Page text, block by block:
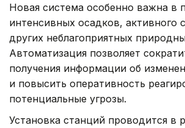
Новая система особенно важна в
интенсивных осадков, активного
других неблагоприятных
Автоматизация позволяет
получения информации об
и повысить оперативность
потенциальные угрозы.
Установка станций проводится в